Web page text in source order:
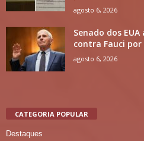
agosto 6, 2026
Senado dos
contra Fauci por
agosto 6, 2026
CATEGORIA POPULAR
Destaques